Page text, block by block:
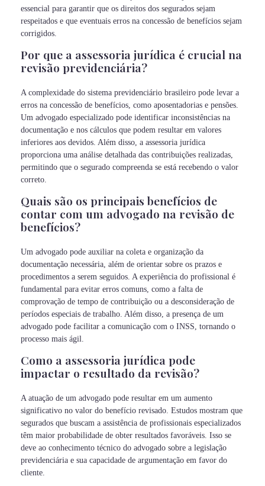
essencial para garantir que os direitos dos segurados sejam
respeitados e que eventuais erros na concessão de benefícios sejam
corrigidos.
Por que a assessoria jurídica é crucial na
revisão previdenciária?
A complexidade do sistema previdenciário brasileiro pode levar a
erros na concessão de benefícios, como aposentadorias e pensões.
Um advogado especializado pode identificar inconsistências na
documentação e nos cálculos que podem resultar em valores
inferiores aos devidos. Além disso, a assessoria jurídica
proporciona uma análise detalhada das contribuições realizadas,
permitindo que o segurado compreenda se está recebendo o valor
correto.
Quais são os principais benefícios de
contar com um advogado na revisão de
benefícios?
Um advogado pode auxiliar na coleta e organização da
documentação necessária, além de orientar sobre os prazos e
procedimentos a serem seguidos. A experiência do profissional é
fundamental para evitar erros comuns, como a falta de
comprovação de tempo de contribuição ou a desconsideração de
períodos especiais de trabalho. Além disso, a presença de um
advogado pode facilitar a comunicação com o INSS, tornando o
processo mais ágil.
Como a assessoria jurídica pode
impactar o resultado da revisão?
A atuação de um advogado pode resultar em um aumento
significativo no valor do benefício revisado. Estudos mostram que
segurados que buscam a assistência de profissionais especializados
têm maior probabilidade de obter resultados favoráveis. Isso se
deve ao conhecimento técnico do advogado sobre a legislação
previdenciária e sua capacidade de argumentação em favor do
cliente.